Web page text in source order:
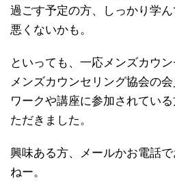
過ごす予定の方、しっかり学
悪くないかも。
といっても、一応メンズカウン
メンズカウンセリング協会の
ワークや講座に参加されてい
ただきました。
興味ある方、メールかお電話
ねー。